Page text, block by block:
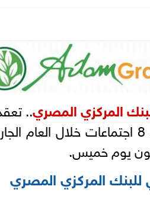
المركزي المصري..
للبنك المركزي المصري